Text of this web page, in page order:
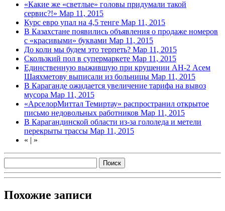
«Какие же «светлые» головы придумали такой
сервис?!» Мар 11, 2015
Курс евро упал на 4,5 тенге Мар 11, 2015
В Казахстане появились объявления о продаже номеров
с «красивыми» буквами Мар 11, 2015
До коли мы будем это терпеть? Мар 11, 2015
Скользкий пол в супермаркете Мар 11, 2015
Единственную выжившую при крушении АН-2 Асем
Шаяхметову выписали из больницы Мар 11, 2015
В Караганде ожидается увеличение тарифа на вывоз
мусора Мар 11, 2015
«АрселорМиттал Темиртау» распространил открытое
письмо недовольных работников Мар 11, 2015
В Карагандинской области из-за гололеда и метели
перекрыты трассы Мар 11, 2015
« | »
Похожие записи